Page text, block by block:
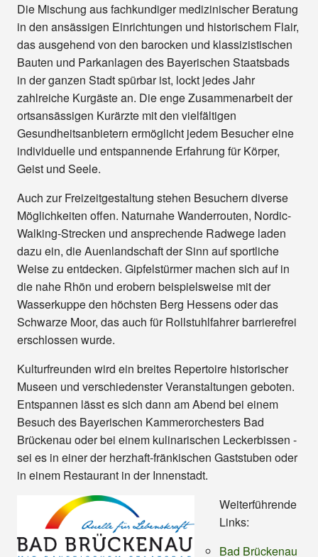
Die Mischung aus fachkundiger medizinischer Beratung
in den ansässigen Einrichtungen und historischem Flair,
das ausgehend von den barocken und klassizistischen
Bauten und Parkanlagen des Bayerischen Staatsbads
in der ganzen Stadt spürbar ist, lockt jedes Jahr
zahlreiche Kurgäste an. Die enge Zusammenarbeit der
ortsansässigen Kurärzte mit den vielfältigen
Gesundheitsanbietern ermöglicht jedem Besucher eine
individuelle und entspannende Erfahrung für Körper,
Geist und Seele.
Auch zur Freizeitgestaltung stehen Besuchern diverse
Möglichkeiten offen. Naturnahe Wanderrouten, Nordic-
Walking-Strecken und ansprechende Radwege laden
dazu ein, die Auenlandschaft der Sinn auf sportliche
Weise zu entdecken. Gipfelstürmer machen sich auf in
die nahe Rhön und erobern beispielsweise mit der
Wasserkuppe den höchsten Berg Hessens oder das
Schwarze Moor, das auch für Rollstuhlfahrer barrierefrei
erschlossen wurde.
Kulturfreunden wird ein breites Repertoire historischer
Museen und verschiedenster Veranstaltungen geboten.
Entspannen lässt es sich dann am Abend bei einem
Besuch des Bayerischen Kammerorchesters Bad
Brückenau oder bei einem kulinarischen Leckerbissen -
sei es in einer der herzhaft-fränkischen Gaststuben oder
in einem Restaurant in der Innenstadt.
Weiterführende
Links:
Bad Brückenau